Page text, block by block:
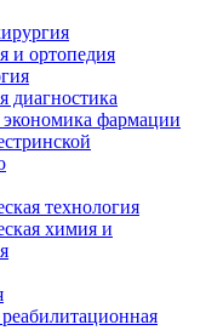
и ортопедия
диагностика
фармации
технология
химия и